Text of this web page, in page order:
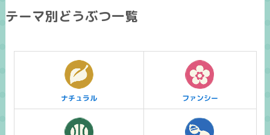
テーマ別どうぶつ一覧
ナチュラル ファンシー